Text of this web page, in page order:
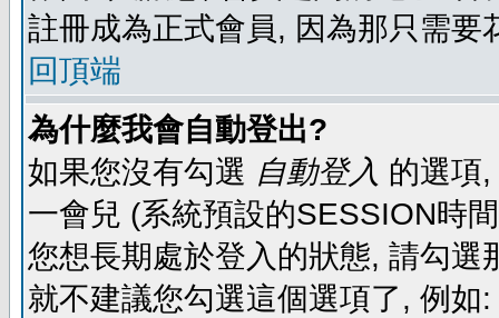
註冊成為正式會員, 因為那只需要
回頂端
為什麼我會自動登出?
如果您沒有勾選 自動登入 的選項
一會兒 (系統預設的SESSION時
您想長期處於登入的狀態, 請勾
就不建議您勾選這個選項了, 例